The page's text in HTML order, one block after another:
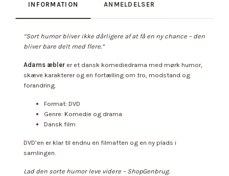
INFORMATION ANMELDELSER
“Sort humor bliver ikke dårligere af at få en ny chance – den
bliver bare delt med flere.”
Adams æbler er et dansk komediedrama med mørk humor,
skæve karakterer og en fortælling om tro, modstand og
forandring.
Format: DVD
Genre: Komedie og drama
Dansk film
DVD’en er klar til endnu en filmaften og en ny plads i
samlingen.
Lad den sorte humor leve videre – ShopGenbrug.